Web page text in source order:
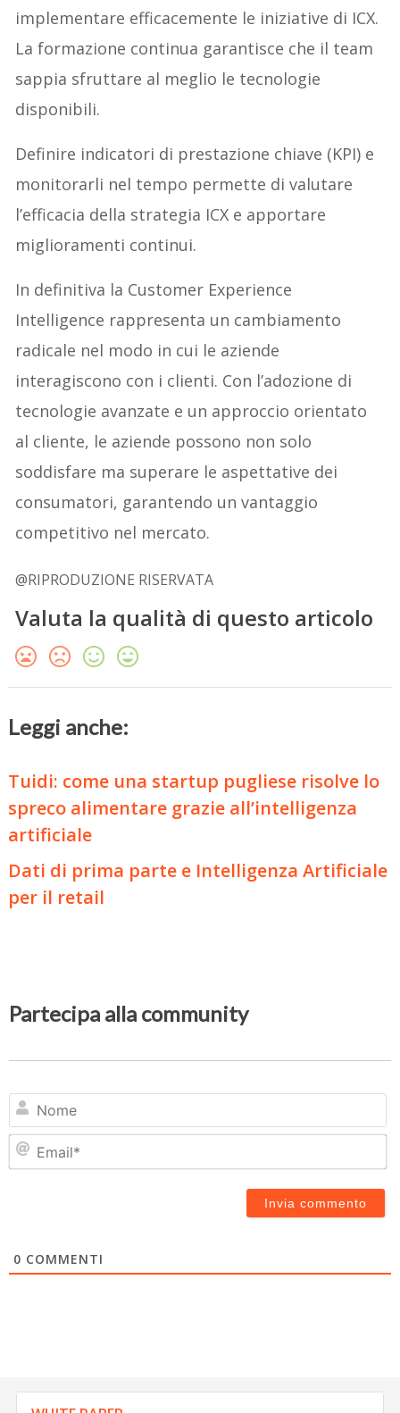
implementare efficacemente le iniziative di ICX.
La formazione continua garantisce che il team
sappia sfruttare al meglio le tecnologie
disponibili.
Definire indicatori di prestazione chiave (KPI) e
monitorarli nel tempo permette di valutare
l’efficacia della strategia ICX e apportare
miglioramenti continui.
In definitiva la Customer Experience
Intelligence rappresenta un cambiamento
radicale nel modo in cui le aziende
interagiscono con i clienti. Con l’adozione di
tecnologie avanzate e un approccio orientato
al cliente, le aziende possono non solo
soddisfare ma superare le aspettative dei
consumatori, garantendo un vantaggio
competitivo nel mercato.
@RIPRODUZIONE RISERVATA
Valuta la qualità di questo articolo
Leggi anche:
Tuidi: come una startup pugliese risolve lo
spreco alimentare grazie all’intelligenza
artificiale
Dati di prima parte e Intelligenza Artificiale
per il retail
Partecipa alla community
0 COMMENTI